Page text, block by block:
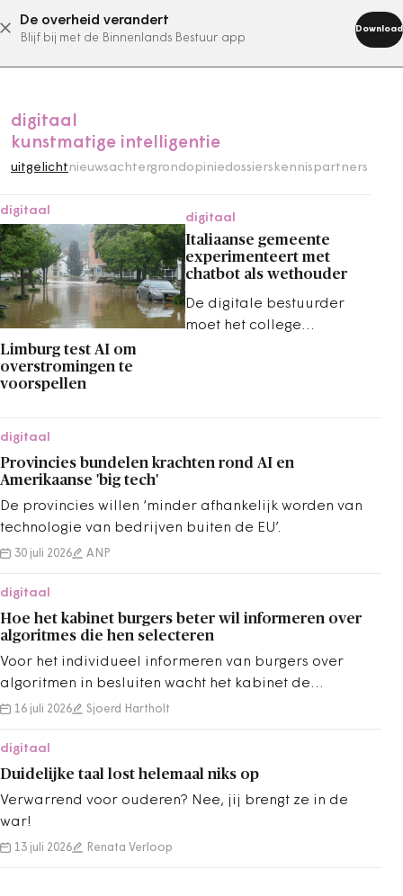
De overheid verandert
Blijf bij met de Binnenlands Bestuur app
Download
abonneer nu
uitgelicht nieuwsachtergrondopiniedossiers kennispartners
digitaal
kunstmatige intelligentie
digitaal
Limburg test AI om
overstromingen te
voorspellen
digitaal
Italiaanse gemeente
experimenteert met
chatbot als wethouder
De digitale bestuurder
moet het college
digitaal
Provincies bundelen krachten rond AI en
Amerikaanse 'big tech'
De provincies willen ‘minder afhankelijk worden van
technologie van bedrijven buiten de EU’.
30 juli 2026 ANP
digitaal
Hoe het kabinet burgers beter wil informeren over
algoritmes die hen selecteren
Voor het individueel informeren van burgers over
algoritmen in besluiten wacht het kabinet de
uitkomsten af van het beleidsonderzoek
16 juli 2026 Sjoerd Hartholt
digitaal
Duidelijke taal lost helemaal niks op
Verwarrend voor ouderen? Nee, jij brengt ze in de
war!
13 juli 2026 Renata Verloop